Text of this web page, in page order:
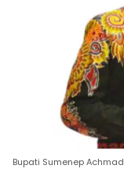
Bupati Sumenep